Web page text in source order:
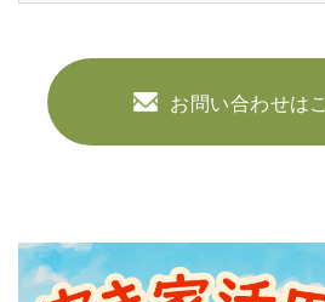
お問い合わせは